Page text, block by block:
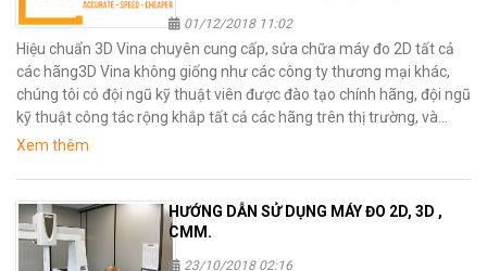
TẤT CẢ CÁC HÃNG (PHẦN 1)
01/12/2018 11:02
Hiệu chuẩn 3D Vina chuyên cung cấp, sửa chữa máy đo 2D tất cả
các hãng3D Vina không giống như các công ty thương mại khác,
chúng tôi có đội ngũ kỹ thuật viên được đào tạo chính hãng, đội ngũ
kỹ thuật công tác rộng khắp tất cả các hãng trên thị trường, và
khắp cả nước Chúng tôi phục vụ khách &#x02026;
Xem thêm
HƯỚNG DẪN SỬ DỤNG MÁY ĐO 2D, 3D ,
CMM.
23/10/2018 02:16